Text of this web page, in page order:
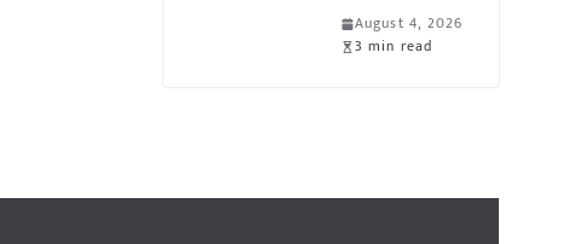
August 4, 2026
3 min read